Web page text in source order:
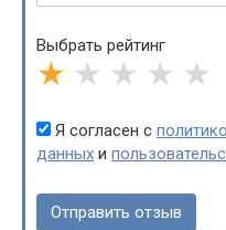
Выбрать рейтинг
★ ★ ★ ★ ★
Я согласен с
данных и